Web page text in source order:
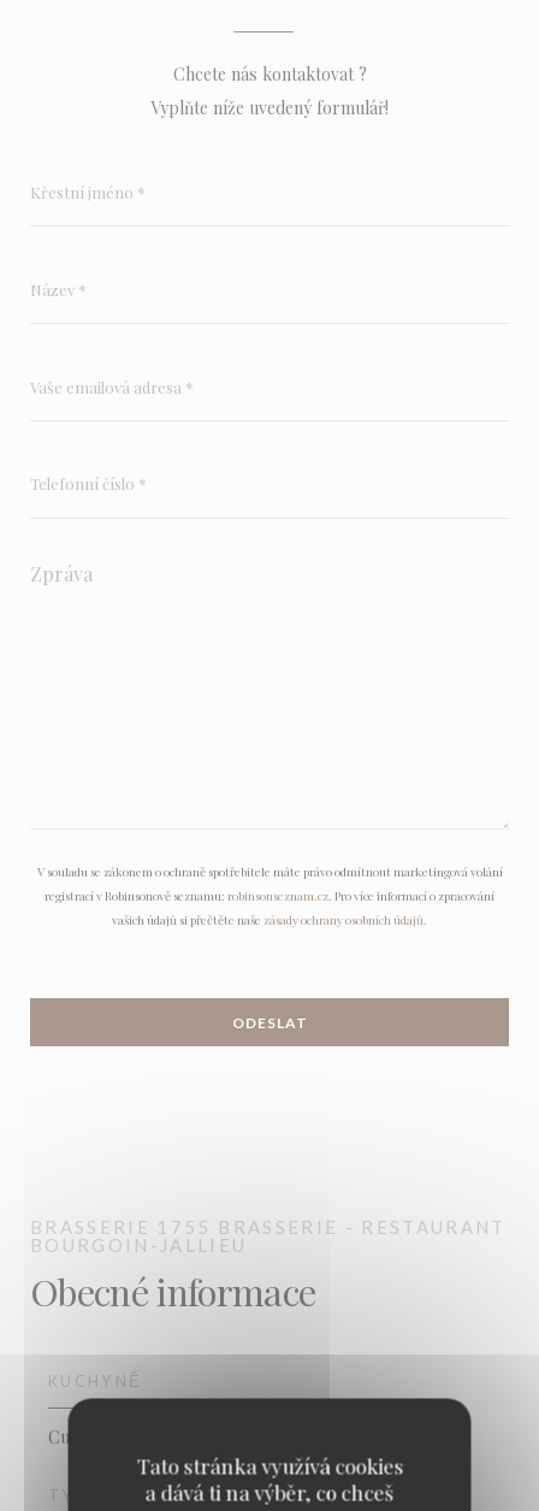
Tato stránka využívá cookies
a dává ti na výběr, co chceš
Chcete nás kontaktovat ?
Vyplňte níže uvedený formulář!
V souladu se zákonem o ochraně spotřebitele máte právo odmítnout marketingová volání
registrací v Robinsonově seznamu: robinsonseznam.cz . Pro více informací o zpracování
vašich údajů si přečtěte naše zásady ochrany osobních údajů
BRASSERIE 1755
BRASSERIE - RESTAURANT
BOURGOIN-JALLIEU
Obecné informace
KUCHYNĚ
Cuisine Française , Régional Cuisine, , fresh product
TYP PODNIKU